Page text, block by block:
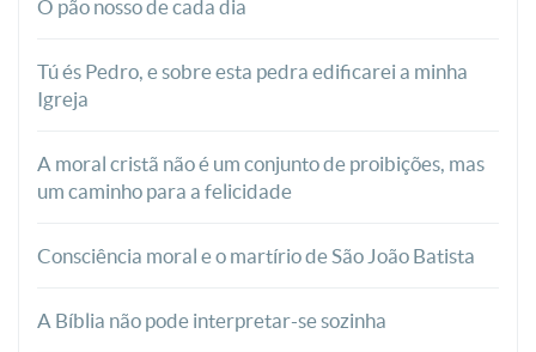
O pão nosso de cada dia
Tú és Pedro, e sobre esta pedra edificarei a minha
Igreja
A moral cristã não é um conjunto de proibições, mas
um caminho para a felicidade
Consciência moral e o martírio de São João Batista
A Bíblia não pode interpretar-se sozinha